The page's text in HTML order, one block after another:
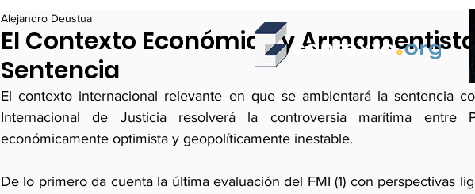
2015 2014 2012 2011
2004 2003
El Contexto Económico y
Sentencia
Alejandro Deustua
El contexto internacional relevante en que se ambientará la sentencia
Internacional de Justicia resolverá la controversia marítima
económicamente optimista y geopolíticamente inestable.
De lo primero da cuenta la última evaluación del FMI (1) con perspectivas